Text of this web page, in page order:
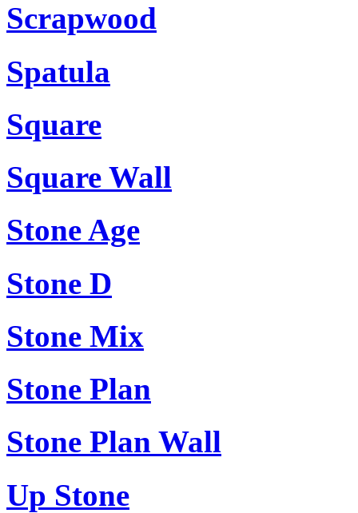
Scrapwood
Spatula
Square
Square Wall
Stone Age
Stone D
Stone Mix
Stone Plan
Stone Plan Wall
Up Stone